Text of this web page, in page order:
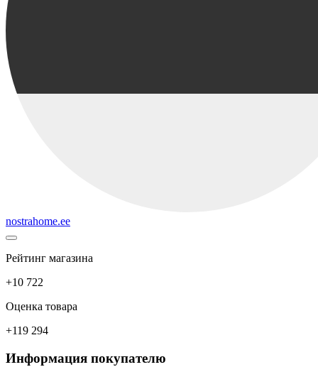
nostrahome.ee
Рейтинг магазина
+10 722
Оценка товара
+119 294
Информация покупателю